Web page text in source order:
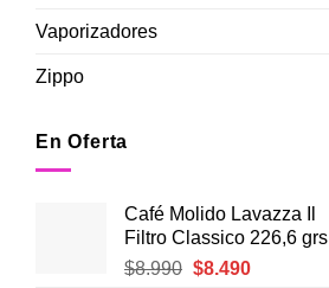
Vaporizadores
Zippo
En Oferta
Café Molido Lavazza Il
Filtro Classico 226,6 grs
$8.990 El
$8.490El